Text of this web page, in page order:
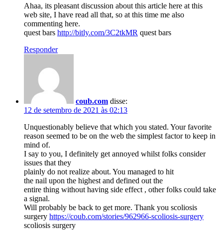
Ahaa, its pleasant discussion about this article here at this
web site, I have read all that, so at this time me also
commenting here.
quest bars http://bitly.com/3C2tkMR quest bars
Responder
coub.com disse:
12 de setembro de 2021 às 02:13
Unquestionably believe that which you stated. Your favorite
reason seemed to be on the web the simplest factor to keep in
mind of.
I say to you, I definitely get annoyed whilst folks consider
issues that they
plainly do not realize about. You managed to hit
the nail upon the highest and defined out the
entire thing without having side effect , other folks could take
a signal.
Will probably be back to get more. Thank you scoliosis
surgery https://coub.com/stories/962966-scoliosis-surgery
scoliosis surgery